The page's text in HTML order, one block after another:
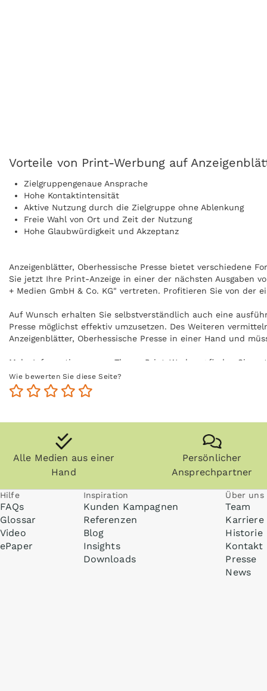
Vorteile von Print-Werbung auf
Zielgruppengenaue Ansprache
Hohe Kontaktintensität
Aktive Nutzung durch die Zielgruppe ohne Ablenkung
Freie Wahl von Ort und Zeit der Nutzung
Hohe Glaubwürdigkeit und Akzeptanz
Anzeigenblätter, Oberhessische Presse bietet verschiedene
Sie jetzt Ihre Print-Anzeige in einer der nächsten Ausgaben
+ Medien GmbH & Co. KG" vertreten. Profitieren Sie von der
Auf Wunsch erhalten Sie selbstverständlich auch eine
Presse möglichst effektiv umzusetzen. Des Weiteren
Anzeigenblätter, Oberhessische Presse in einer Hand und
Mehr Informationen zum Thema Print-Werbung finden Sie
Wie bewerten Sie diese Seite?
Alle Medien aus einer
Hand
Persönlicher
Ansprechpartner
Hilfe
FAQs
Glossar
Video
ePaper
Inspiration
Kunden Kampagnen
Referenzen
Blog
Insights
Downloads
Über uns
Team
Karriere
Historie
Kontakt
Presse
News